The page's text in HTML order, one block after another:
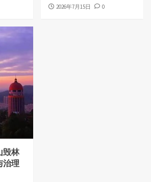
2026年7月15日 0
毁林
治理